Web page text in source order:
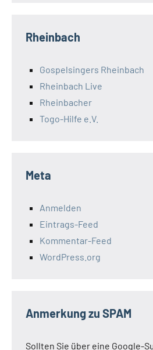
Rheinbach
Gospelsingers Rheinbach
Rheinbach Live
Rheinbacher
Togo-Hilfe e.V.
Meta
Anmelden
Eintrags-Feed
Kommentar-Feed
WordPress.org
Anmerkung zu SPAM
Sollten Sie über eine Google-